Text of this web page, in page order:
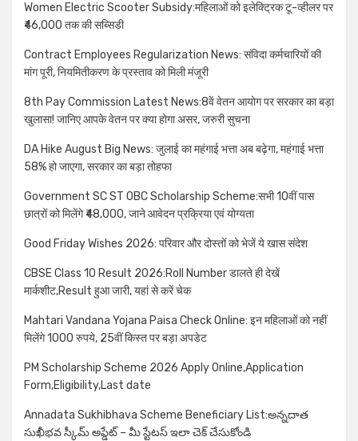
Women Electric Scooter Subsidy:महिलाओं को इलेक्ट्रिक टू-व्हीलर पर
₹46,000 तक की सब्सिडी
Contract Employees Regularization News: संविदा कर्मचारियों की
मांग पूरी, नियमितीकरण के प्रस्ताव को मिली मंजूरी
8th Pay Commission Latest News:8वें वेतन आयोग पर सरकार का बड़ा
खुलासा! जानिए आपके वेतन पर क्या होगा असर, जरुरी सुचना
DA Hike August Big News: जुलाई का महंगाई भत्ता अब बढ़ेगा, महंगाई भत्ता
58% हो जाएगा, सरकार का बड़ा तोहफा
Government SC ST OBC Scholarship Scheme:सभी 10वीं पास
छात्रों को मिलेंगे ₹48,000, जाने आवेदन प्रक्रिया एवं योग्यता
Good Friday Wishes 2026: परिवार और दोस्तों को भेजें ये खास संदेश
CBSE Class 10 Result 2026:Roll Number डालते ही देखें
मार्कशीट,Result हुआ जारी, यहां से करें चेक
Mahtari Vandana Yojana Paisa Check Online: इन महिलाओं को नहीं
मिलेंगे 1000 रुपये, 25वीं किस्त पर बड़ा अपडेट
PM Scholarship Scheme 2026 Apply Online,Application
Form,Eligibility,Last date
Annadata Sukhibhava Scheme Beneficiary List:అన్నదాత
సుఖీభవ స్కీమ్ అప్డేట్ – మీ స్టేటస్ ఇలా చెక్ చేసుకోండి